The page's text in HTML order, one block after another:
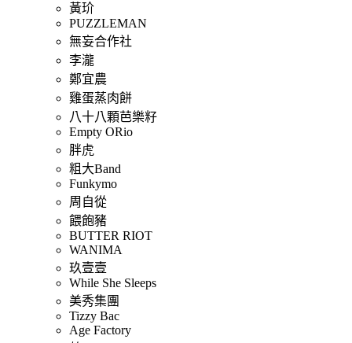
黃玠
PUZZLEMAN
無妄合作社
李瀧
鄭宜農
雞蛋蒸肉餅
八十八顆芭樂籽
Empty ORio
胖虎
粗大Band
Funkymo
周自從
餵飽豬
BUTTER RIOT
WANIMA
玖壹壹
While She Sleeps
美秀集團
Tizzy Bac
Age Factory